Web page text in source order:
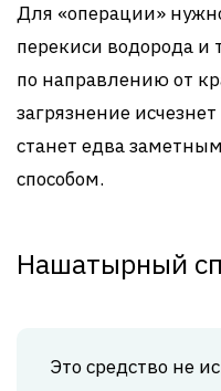
Для «операции»
перекиси водорода и
по направлению от
загрязнение
станет едва
способом.
Нашатырный
Это средство не